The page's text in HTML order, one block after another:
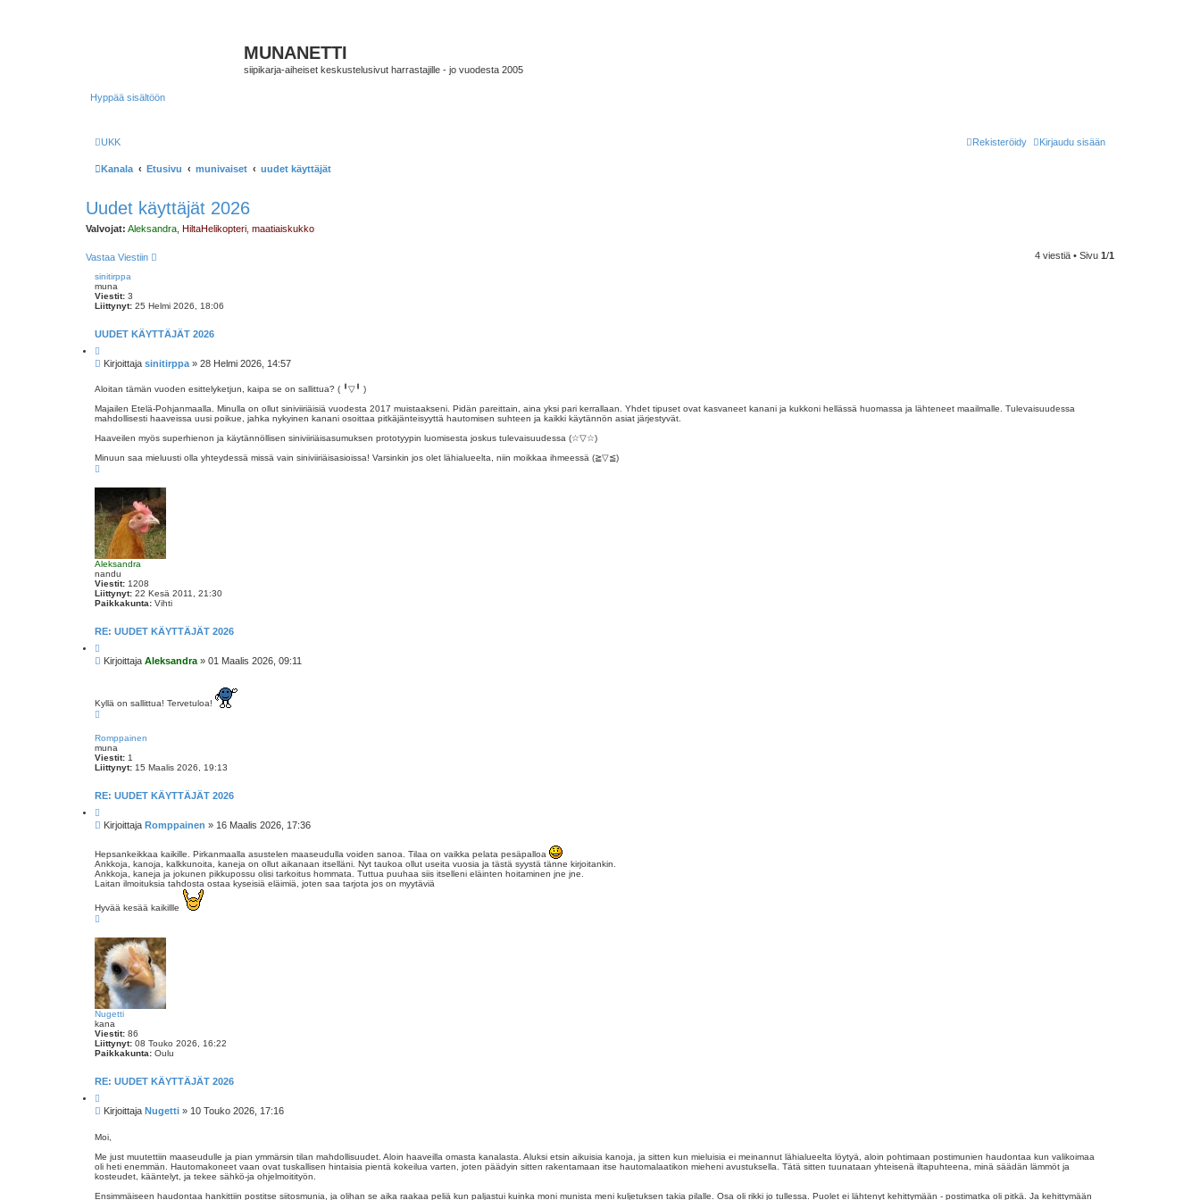
MUNANETTI
siipikarja-aiheiset keskustelusivut harrastajille - jo vuodesta 2005
Hyppää sisältöön
UKK Kirjaudu sisään
Rekisteröidy
Kanala Etusivu munivaiset uudet käyttäjät
Uudet käyttäjät 2026
Valvojat: Aleksandra HiltaHelikopteri maatiaiskukko
Vastaa Viestiin 4 viestiä • Sivu 1/1
sinitirppa
muna
Viestit: 3
Liittynyt: 25 Helmi 2026, 18:06
UUDET KÄYTTÄJÄT 2026
a
i
a
V
e
t
i
Kirjoittaja sinitirppa » 28 Helmi 2026, 14:57
Aloitan tämän vuoden esittelyketjun, kaipa se on sallittua? (⁠ ⁠╹⁠▽⁠╹⁠ ⁠)
Majailen Etelä-Pohjanmaalla. Minulla on ollut siniviiriäisiä vuodesta 2017 muistaakseni. Pidän pareittain, aina yksi pari kerrallaan. Yhdet tipuset ovat kasvaneet kanani ja kukkoni hellässä huomassa ja lähteneet maailmalle. Tulevaisuudessa
mahdollisesti haaveissa uusi poikue, jahka nykyinen kanani osoittaa pitkäjänteisyyttä hautomisen suhteen ja kaikki käytännön asiat järjestyvät.
Haaveilen myös superhienon ja käytännöllisen siniviiriäisasumuksen prototyypin luomisesta joskus tulevaisuudessa (⁠☆⁠▽⁠☆⁠)
Minuun saa mieluusti olla yhteydessä missä vain siniviiriäisasioissa! Varsinkin jos olet lähialueelta, niin moikkaa ihmeessä (⁠≧⁠▽⁠≦⁠)
ö
Aleksandra
nandu
Viestit: 1208
Liittynyt: 22 Kesä 2011, 21:30
Paikkakunta: Vihti
RE: UUDET KÄYTTÄJÄT 2026
a
i
V
t
Kirjoittaja Aleksandra » 01 Maalis 2026, 09:11
Kyllä on sallittua! Tervetuloa!
s
Romppainen
muna
Viestit: 1
Liittynyt: 15 Maalis 2026, 19:13
RE: UUDET KÄYTTÄJÄT 2026
a
i
a
a
V
e
s
t
i
Kirjoittaja Romppainen » 16 Maalis 2026, 17:36
Hepsankeikkaa kaikille. Pirkanmaalla asustelen maaseudulla voiden sanoa. Tilaa on vaikka pelata pesäpalloa
Ankkoja, kanoja, kalkkunoita, kaneja on ollut aikanaan itselläni. Nyt taukoa ollut useita vuosia ja tästä syystä tänne kirjoitankin.
Ankkoja, kaneja ja jokunen pikkupossu olisi tarkoitus hommata. Tuttua puuhaa siis itselleni eläinten hoitaminen jne jne.
Laitan ilmoituksia tahdosta ostaa kyseisiä eläimiä, joten saa tarjota jos on myytäviä
Hyvää kesää kaikillle
ö
s
Nugetti
kana
Viestit: 86
Liittynyt: 08 Touko 2026, 16:22
Paikkakunta: Oulu
RE: UUDET KÄYTTÄJÄT 2026
a
i
a
V
e
t
i
Kirjoittaja Nugetti » 10 Touko 2026, 17:16
Moi,
Me just muutettiin maaseudulle ja pian ymmärsin tilan mahdollisuudet. Aloin haaveilla omasta kanalasta. Aluksi etsin aikuisia kanoja, ja sitten kun mieluisia ei meinannut lähialueelta löytyä, aloin pohtimaan postimunien haudontaa kun valikoimaa
oli heti enemmän. Hautomakoneet vaan ovat tuskallisen hintaisia pientä kokeilua varten, joten päädyin sitten rakentamaan itse hautomalaatikon mieheni avustuksella. Tätä sitten tuunataan yhteisenä iltapuhteena, minä säädän lämmöt ja
kosteudet, kääntelyt, ja tekee sähkö-ja ohjelmoitityön.
Ensimmäiseen haudontaa hankittiin postitse siitosmunia, ja olihan se aika raakaa peliä kun paljastui kuinka moni munista meni kuljetuksen takia pilalle. Osa oli rikki jo tullessa. Puolet ei lähtenyt kehittymään - postimatka oli pitkä. Ja kehittymään